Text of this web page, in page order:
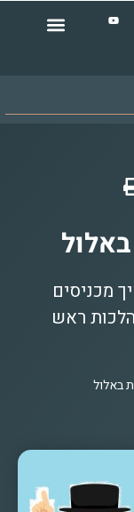
מכניסים
ראש
באלול